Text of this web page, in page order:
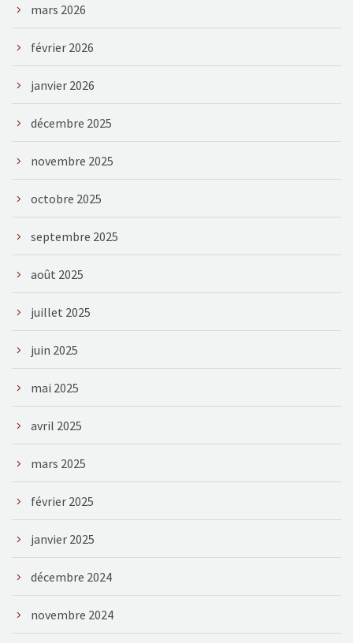
mars 2026
février 2026
janvier 2026
décembre 2025
novembre 2025
octobre 2025
septembre 2025
août 2025
juillet 2025
juin 2025
mai 2025
avril 2025
mars 2025
février 2025
janvier 2025
décembre 2024
novembre 2024